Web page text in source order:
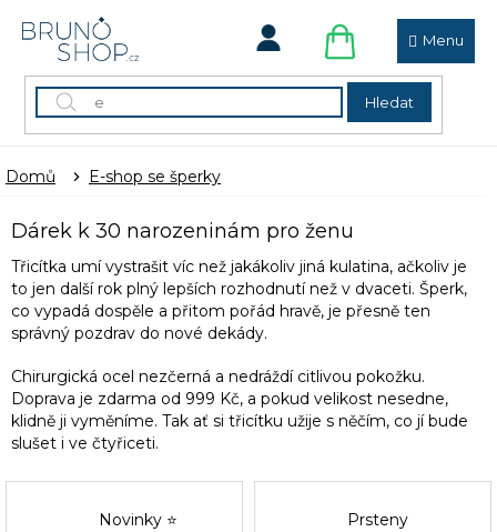
Hledat
NÁKUPNÍ
KOŠÍK
Domů E-shop se šperky
Dárek k 30 narozeninám pro ženu
Třicítka umí vystrašit víc než jakákoliv jiná kulatina, ačkoliv je
to jen další rok plný lepších rozhodnutí než v dvaceti. Šperk,
co vypadá dospěle a přitom pořád hravě, je přesně ten
správný pozdrav do nové dekády.
Chirurgická ocel nezčerná a nedráždí citlivou pokožku.
Doprava je zdarma od 999 Kč, a pokud velikost nesedne,
klidně ji vyměníme. Tak ať si třicítku užije s něčím, co jí bude
slušet i ve čtyřiceti.
Novinky ⭐ Prsteny